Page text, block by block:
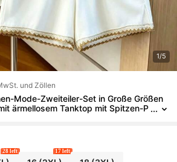
1/5
und Zöllen
Mode-Zweiteiler-Set in Große Größen
ärmellosem Tanktop mit Spitzen-P
28 left 17 left